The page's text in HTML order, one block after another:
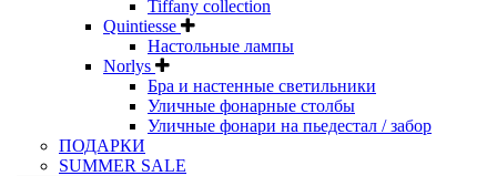
Tiffany collection
Quintiesse
Настольные лампы
Norlys
Бра и настенные светильники
Уличные фонарные столбы
Уличные фонари на пьедестал / забор
ПОДАРКИ
SUMMER SALE